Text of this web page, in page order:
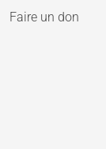
Faire un don